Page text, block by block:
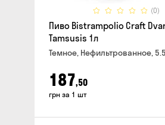
(0)
Пиво Bistrampolio Craft
Tamsusis 1л
Темное, Нефильтрованное,
187,50
грн за 1 шт